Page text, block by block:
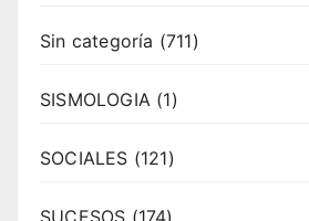
Sin categoría (711)
SISMOLOGIA (1)
SOCIALES (121)
SUCESOS (174)